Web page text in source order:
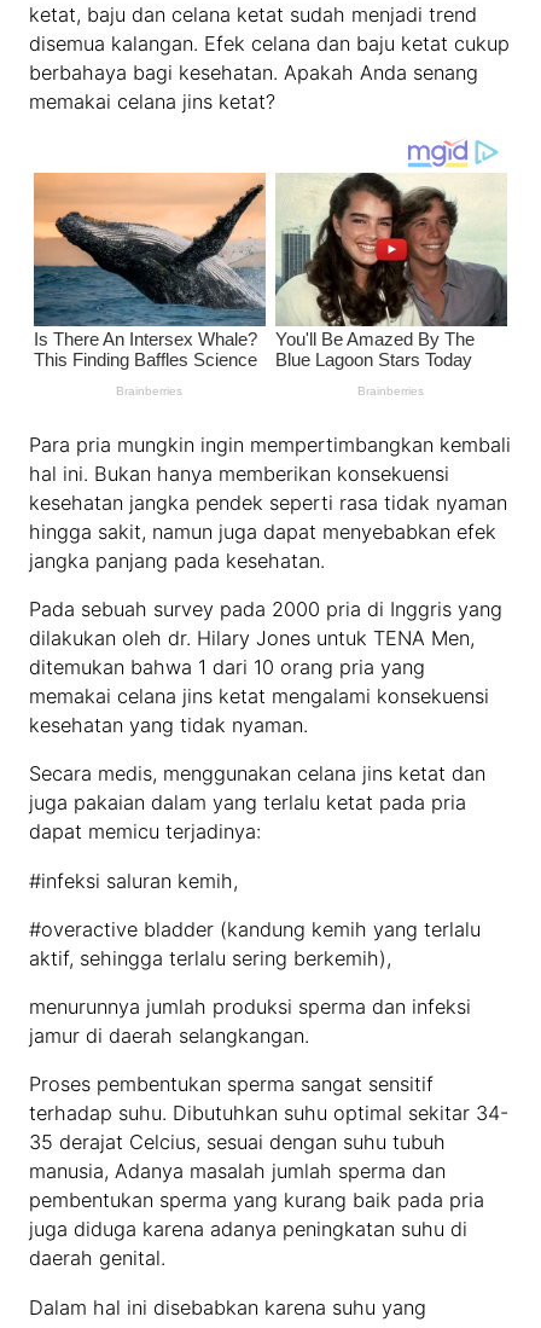
ketat, baju dan celana ketat sudah menjadi trend
disemua kalangan. Efek celana dan baju ketat cukup
berbahaya bagi kesehatan. Apakah Anda senang
memakai celana jins ketat?
Para pria mungkin ingin mempertimbangkan kembali
hal ini. Bukan hanya memberikan konsekuensi
kesehatan jangka pendek seperti rasa tidak nyaman
hingga sakit, namun juga dapat menyebabkan efek
jangka panjang pada kesehatan.
Pada sebuah survey pada 2000 pria di Inggris yang
dilakukan oleh dr. Hilary Jones untuk TENA Men,
ditemukan bahwa 1 dari 10 orang pria yang
memakai celana jins ketat mengalami konsekuensi
kesehatan yang tidak nyaman.
Secara medis, menggunakan celana jins ketat dan
juga pakaian dalam yang terlalu ketat pada pria
dapat memicu terjadinya:
#infeksi saluran kemih,
#overactive bladder (kandung kemih yang terlalu
aktif, sehingga terlalu sering berkemih),
menurunnya jumlah produksi sperma dan infeksi
jamur di daerah selangkangan.
Proses pembentukan sperma sangat sensitif
terhadap suhu. Dibutuhkan suhu optimal sekitar 34-
35 derajat Celcius, sesuai dengan suhu tubuh
manusia, Adanya masalah jumlah sperma dan
pembentukan sperma yang kurang baik pada pria
juga diduga karena adanya peningkatan suhu di
daerah genital.
Dalam hal ini disebabkan karena suhu yang